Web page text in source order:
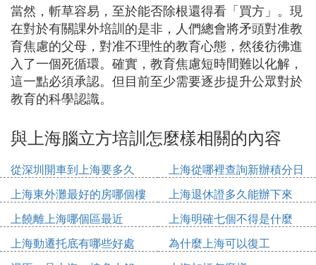
當然，斬草容易，至於能否除根還得看「買方」。現
在對於有關課外培訓的是非，人們總會將矛頭對准教
育焦慮的父母，對准不理性的教育心態，然後彷彿進
入了一個死循環。確實，教育焦慮短時間難以化解，
這一點必須承認。但目前至少需要逐步提升公眾對於
教育的科學認識。
與上海腦立方培訓怎麼樣相關的內容
從深圳開車到上海要多久
上海從哪裡查詢新辦積分日
期
上海東外灘最好的房哪個樓
上海退休證多久能辦下來
上饒離上海哪個區最近
上海明確七個不得是什麼
上海動遷托底有哪些好處
為什麼上海可以復工